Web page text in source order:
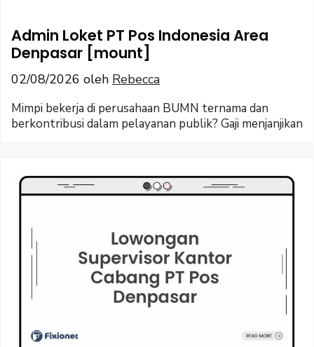
Admin Loket PT Pos Indonesia Area
Denpasar [mount]
02/08/2026 oleh Rebecca
Mimpi bekerja di perusahaan BUMN ternama dan
berkontribusi dalam pelayanan publik? Gaji menjanjikan